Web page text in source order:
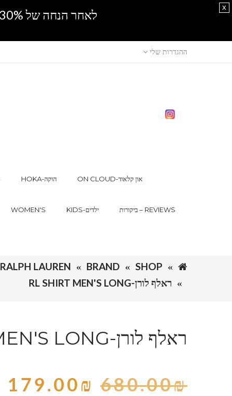
ההגדרות שלי
HOKA-הוקה ON CLOUD-און קלאוד
WOMEN'S KIDS-ילדים ביקורות – REVIEWS
SHOP
BRAND RALPH LAUREN-ראלף לורן
ראלף לורן-RL SHIRT MEN'S LONG
ראלף לורן-RL SHIRT MEN'S LONG
680.00₪
179.00₪
לאחר הנחה של 30% נוספים, אין מכירה סיטונאית.SPRING SALE
x